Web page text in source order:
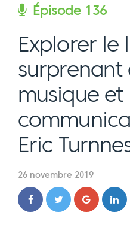
Épisode 136
Explorer le
surprenant
musique et
Eric
26 novembre 2019